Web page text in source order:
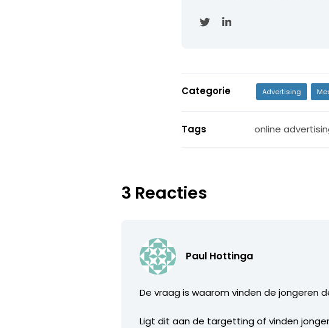
Categorie Advertising
Tags online
3 Reacties
Paul Hottinga
De vraag is waarom vinden de jongeren
Ligt dit aan de targetting of vinden